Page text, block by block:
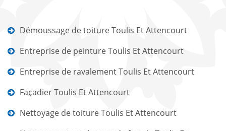
Démoussage de toiture Toulis Et Attencourt
Entreprise de peinture Toulis Et Attencourt
Entreprise de ravalement Toulis Et Attencourt
Façadier Toulis Et Attencourt
Nettoyage de toiture Toulis Et Attencourt